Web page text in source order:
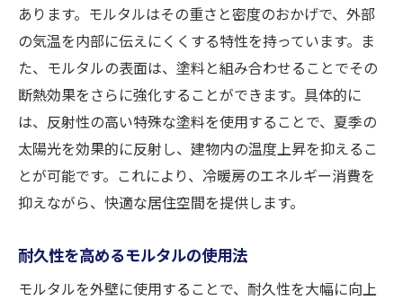
あります。モルタルはその重さと密度のおかげで、外部
の気温を内部に伝えにくくする特性を持っています。ま
た、モルタルの表面は、塗料と組み合わせることでその
断熱効果をさらに強化することができます。具体的に
は、反射性の高い特殊な塗料を使用することで、夏季の
太陽光を効果的に反射し、建物内の温度上昇を抑えるこ
とが可能です。これにより、冷暖房のエネルギー消費を
抑えながら、快適な居住空間を提供します。
耐久性を高めるモルタルの使用法
モルタルを外壁に使用することで、耐久性を大幅に向上